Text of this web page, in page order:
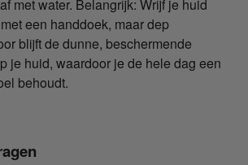
met water. Belangrijk: Wrijf je huid
een handdoek, maar dep
blijft de dunne, beschermende
je huid, waardoor je de hele dag een
behoudt.